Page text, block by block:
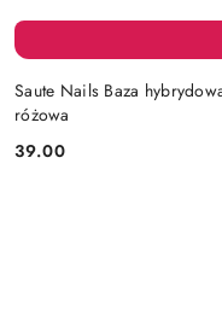
Saute Nails Baza
różowa
Cena:
39.00